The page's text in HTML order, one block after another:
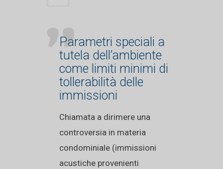
Parametri speciali a
tutela dell’ambiente
come limiti minimi di
tollerabilità delle
immissioni
Chiamata a dirimere una
controversia in materia
condominiale (immissioni
acustiche provenienti